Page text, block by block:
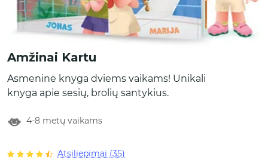
Amžinai Kartu
Asmeninė knyga dviems vaikams! Unikali
knyga apie sesių, brolių santykius.
4-8 metų vaikams
Atsiliepimai (35)